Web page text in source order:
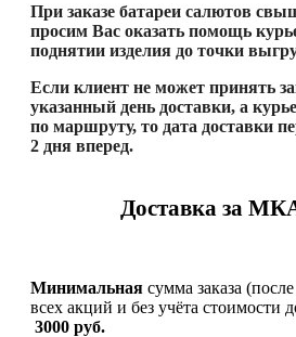
При заказе батареи салютов
просим Вас оказать помощь
поднятии изделия до точки
Если клиент не может принять
указанный день доставки, а
по маршруту, то дата доставки
2 дня вперед.
Доставка за
Минимальная сумма заказа
всех акций и без учёта стоимости
3000 руб.